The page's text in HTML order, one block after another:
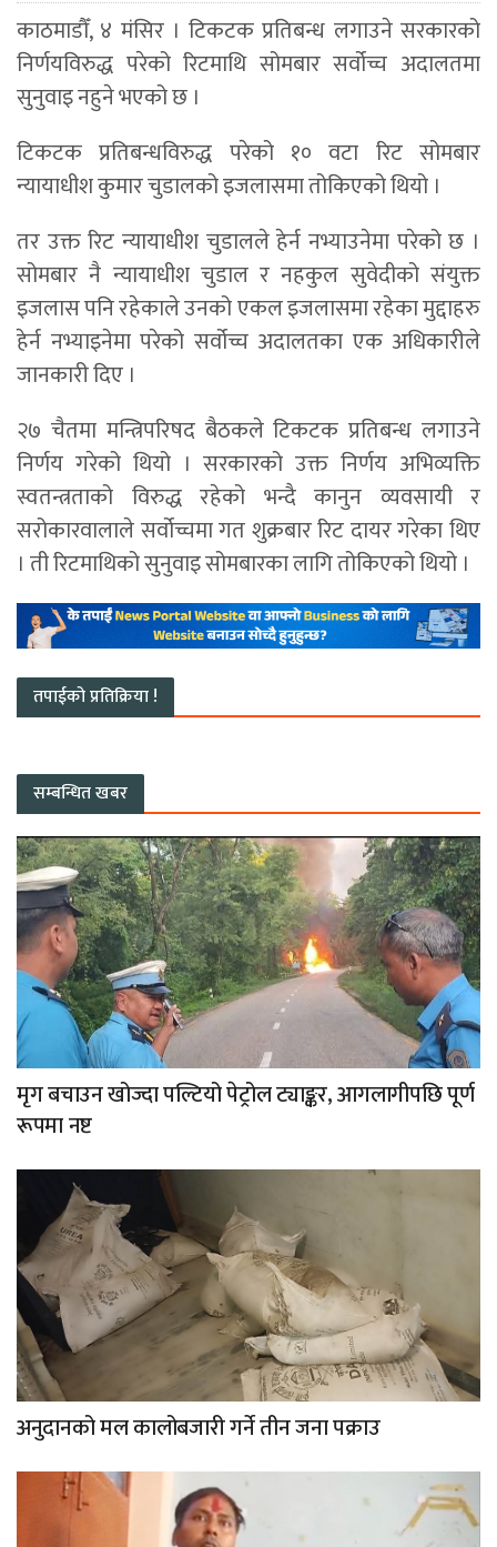
काठमाडौँ, ४ मंसिर । टिकटक प्रतिबन्ध लगाउने सरकारको
निर्णयविरुद्ध परेको रिटमाथि सोमबार सर्वोच्च अदालतमा
सुनुवाइ नहुने भएको छ ।
टिकटक प्रतिबन्धविरुद्ध परेको १० वटा रिट सोमबार
न्यायाधीश कुमार चुडालको इजलासमा तोकिएको थियो ।
तर उक्त रिट न्यायाधीश चुडालले हेर्न नभ्याउनेमा परेको छ ।
सोमबार नै न्यायाधीश चुडाल र नहकुल सुवेदीको संयुक्त
इजलास पनि रहेकाले उनको एकल इजलासमा रहेका मुद्दाहरु
हेर्न नभ्याइनेमा परेको सर्वोच्च अदालतका एक अधिकारीले
जानकारी दिए ।
२७ चैतमा मन्त्रिपरिषद बैठकले टिकटक प्रतिबन्ध लगाउने
निर्णय गरेको थियो । सरकारको उक्त निर्णय अभिव्यक्ति
स्वतन्त्रताको विरुद्ध रहेको भन्दै कानुन व्यवसायी र
सरोकारवालाले सर्वोच्चमा गत शुक्रबार रिट दायर गरेका थिए
। ती रिटमाथिको सुनुवाइ सोमबारका लागि तोकिएको थियो ।
तपाईको प्रतिक्रिया !
सम्बन्धित खबर
मृग बचाउन खोज्दा पल्टियो पेट्रोल ट्याङ्कर, आगलागीपछि पूर्ण
रूपमा नष्ट
अनुदानको मल कालोबजारी गर्ने तीन जना पक्राउ